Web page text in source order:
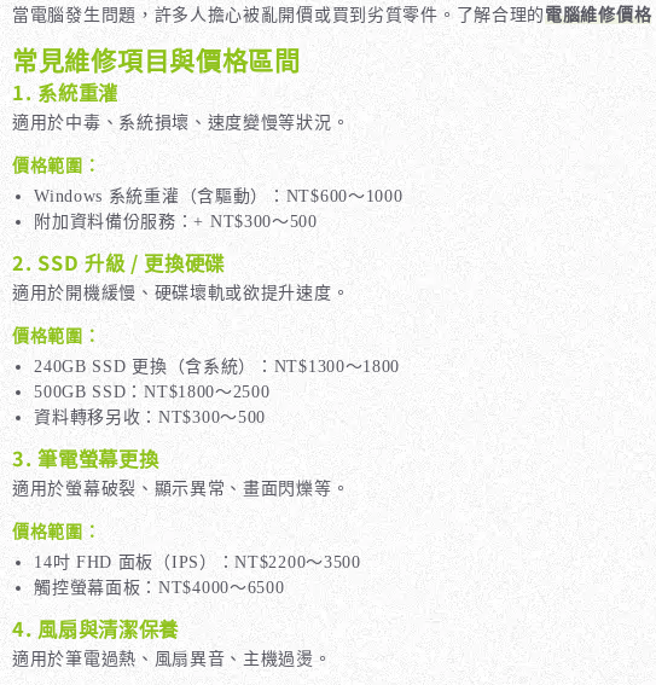
當電腦發生問題，許多人擔心被亂開價或買到劣質零件。了解合理的電腦維修價格
常見維修項目與價格區間
1. 系統重灌
適用於中毒、系統損壞、速度變慢等狀況。
價格範圍：
Windows 系統重灌（含驅動）：NT$600～1000
附加資料備份服務：+ NT$300～500
2. SSD 升級 / 更換硬碟
適用於開機緩慢、硬碟壞軌或欲提升速度。
價格範圍：
240GB SSD 更換（含系統）：NT$1300～1800
500GB SSD：NT$1800～2500
資料轉移另收：NT$300～500
3. 筆電螢幕更換
適用於螢幕破裂、顯示異常、畫面閃爍等。
價格範圍：
14吋 FHD 面板（IPS）：NT$2200～3500
觸控螢幕面板：NT$4000～6500
4. 風扇與清潔保養
適用於筆電過熱、風扇異音、主機過燙。